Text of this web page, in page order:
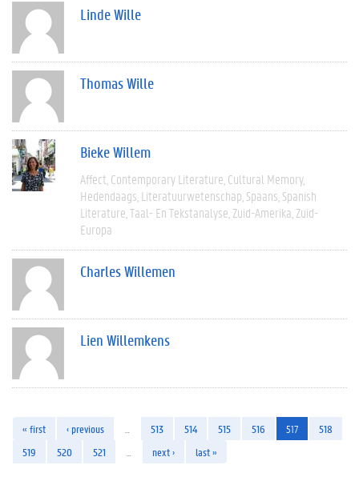
Linde Wille
Thomas Wille
Bieke Willem
Affect Contemporary Literature Cultural Memory
Hedendaags Literatuurwetenschap Spaans Spanish
Literature Taal- En Tekstanalyse Zuid-Amerika Zuid-
Europa
Charles Willemen
Lien Willemkens
« first ‹ previous 513 514 515 516 517
518
519
520 521 next › last »